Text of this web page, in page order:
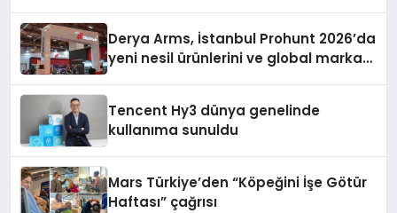
Derya Arms, İstanbul Prohunt 2026’da
yeni nesil ürünlerini ve global marka
Tencent Hy3 dünya genelinde
kullanıma sunuldu
Mars Türkiye’den “Köpeğini İşe Götür
Haftası” çağrısı